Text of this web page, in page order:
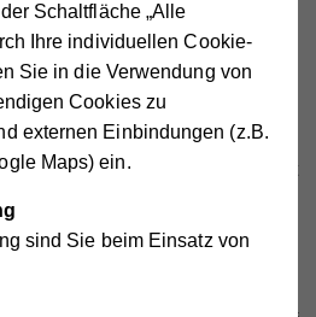
die aktuell der Pflege
den geburtenschwachen und
Soldaten dezimierten
In den nächsten Jahren kommen
Jahrgänge ab 1939 ins
noch deutlich größere Welle steht
zu pflegenden Babyboomern
ins Haus. Sie werden, eine
vorausgesetzt, zwischen
(Männer) bzw. zu 75
Schaltfläche „Alle
Ihre individuellen Cookie-
Sie in die Verwendung von
Cookies zu
externen Einbindungen (z.B.
Maps) ein.
sind Sie beim Einsatz von